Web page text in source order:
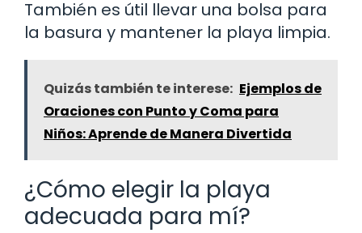
También es útil llevar una bolsa para
la basura y mantener la playa limpia.
Quizás también te interese: Ejemplos de
Oraciones con Punto y Coma para
Niños: Aprende de Manera Divertida
¿Cómo elegir la playa
adecuada para mí?